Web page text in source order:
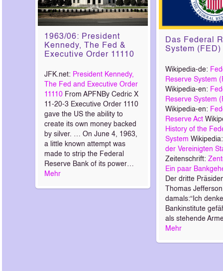
1963/06: President
Kennedy, The Fed &
Executive Order 11110
JFK.net: President Kennedy,
The Fed and Executive Order
11110 From APFNBy Cedric X
11-20-3 Executive Order 1110
gave the US the ability to
create its own money backed
by silver. … On June 4, 1963,
a little known attempt was
made to strip the Federal
Reserve Bank of its power…
Mehr
Das Federal
System (FED)
Wikipedia-de:
Reserve System
Wikipedia-en:
Reserve System
Wikipedia-en:
Reserve Act
History of the
System Wikipedia:
der Vereinigten
Zeitenschrift:
Ein paar
Der dritte
Thomas
damals:“Ich
Bankinstitute
als stehende
Mehr